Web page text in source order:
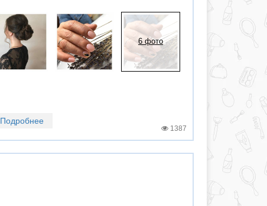
6 фото
Подробнее
1387